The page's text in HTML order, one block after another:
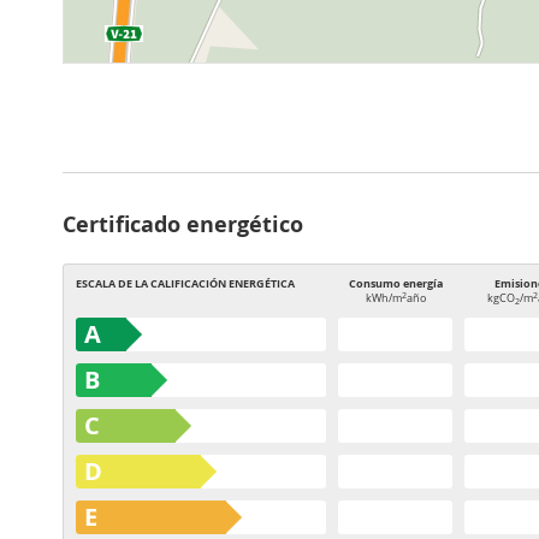
Certificado energético
ESCALA DE LA CALIFICACIÓN ENERGÉTICA Consumo energía
kWh/m2año kgCO2/m2
A
B
C
D
E